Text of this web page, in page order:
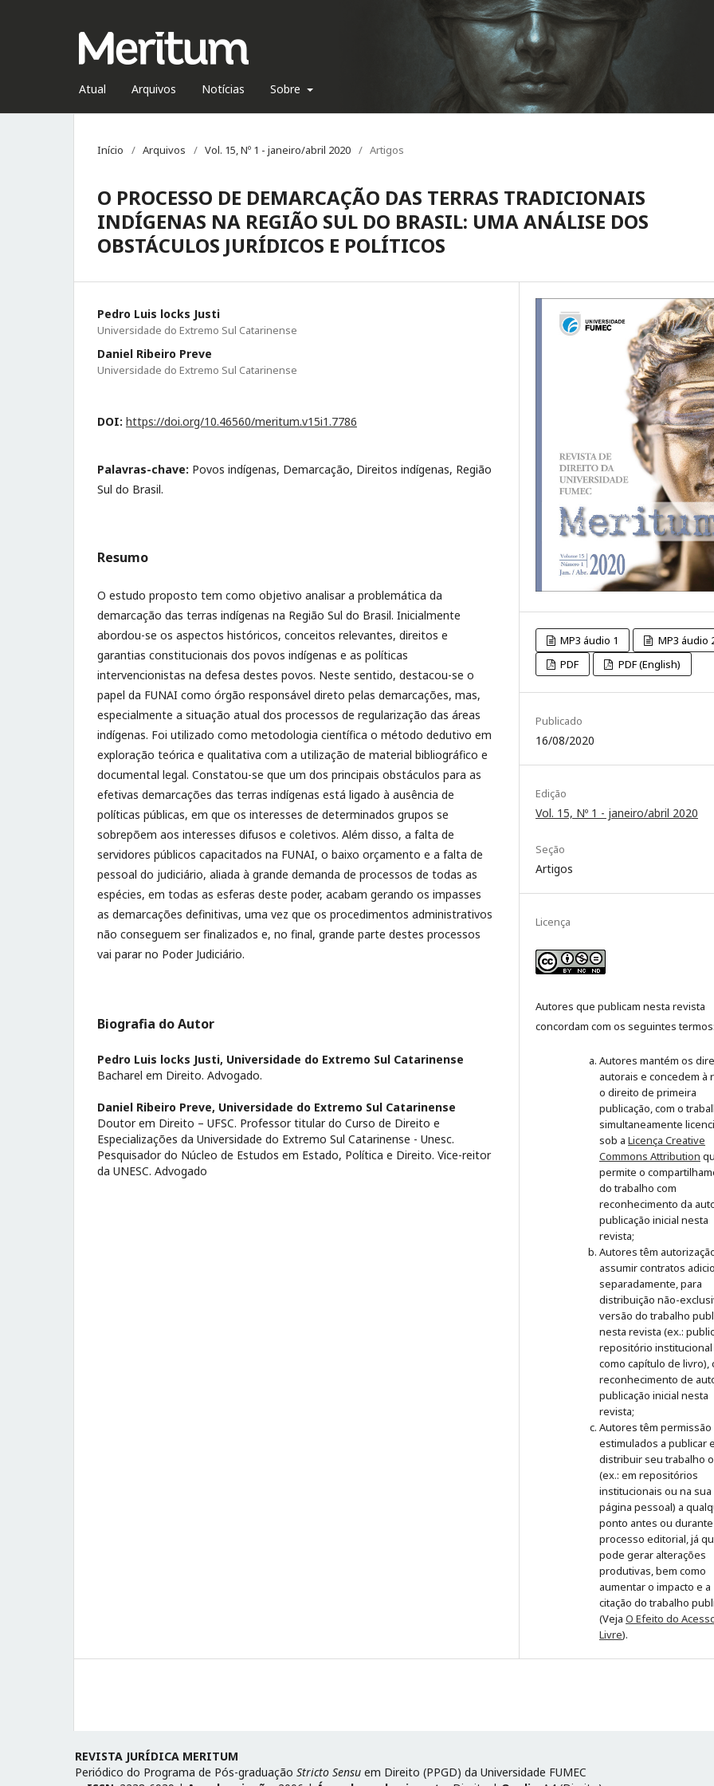
Atual Arquivos Notícias Sobre
Início / Arquivos / Vol. 15, Nº 1 - janeiro/abril 2020 / Artigos
O PROCESSO DE DEMARCAÇÃO DAS TERRAS TRADICIONAIS
INDÍGENAS NA REGIÃO SUL DO BRASIL: UMA ANÁLISE DOS
OBSTÁCULOS JURÍDICOS E POLÍTICOS
Pedro Luis locks Justi
Universidade do Extremo Sul Catarinense
Daniel Ribeiro Preve
Universidade do Extremo Sul Catarinense
DOI: https://doi.org/10.46560/meritum.v15i1.7786
Palavras-chave: Povos indígenas, Demarcação, Direitos indígenas, Região
Sul do Brasil.
Resumo
O estudo proposto tem como objetivo analisar a problemática da
demarcação das terras indígenas na Região Sul do Brasil. Inicialmente
abordou-se os aspectos históricos, conceitos relevantes, direitos e
garantias constitucionais dos povos indígenas e as políticas
intervencionistas na defesa destes povos. Neste sentido, destacou-se o
papel da FUNAI como órgão responsável direto pelas demarcações, mas,
especialmente a situação atual dos processos de regularização das áreas
indígenas. Foi utilizado como metodologia científica o método dedutivo em
exploração teórica e qualitativa com a utilização de material bibliográfico e
documental legal. Constatou-se que um dos principais obstáculos para as
efetivas demarcações das terras indígenas está ligado à ausência de
políticas públicas, em que os interesses de determinados grupos se
sobrepõem aos interesses difusos e coletivos. Além disso, a falta de
servidores públicos capacitados na FUNAI, o baixo orçamento e a falta de
pessoal do judiciário, aliada à grande demanda de processos de todas as
espécies, em todas as esferas deste poder, acabam gerando os impasses
as demarcações definitivas, uma vez que os procedimentos administrativos
não conseguem ser finalizados e, no final, grande parte destes processos
vai parar no Poder Judiciário.
Biografia do Autor
Pedro Luis locks Justi, Universidade do Extremo Sul Catarinense
Bacharel em Direito. Advogado.
Daniel Ribeiro Preve, Universidade do Extremo Sul Catarinense
Doutor em Direito – UFSC. Professor titular do Curso de Direito e
Especializações da Universidade do Extremo Sul Catarinense - Unesc.
Pesquisador do Núcleo de Estudos em Estado, Política e Direito. Vice-reitor
da UNESC. Advogado
MP3 áudio 1
MP3 áudio
PDF
PDF (English)
Publicado
16/08/2020
Edição
Vol. 15, Nº 1 - janeiro/abril 2020
Seção
Artigos
Licença
Autores que publicam nesta revista
concordam com os seguintes termos:
Autores mantém os
autorais e concedem à
o direito de primeira
publicação, com o
simultaneamente
sob a Licença Creative
Commons Attribution
permite o
do trabalho com
reconhecimento da
publicação inicial nesta
revista;
Autores têm
assumir contratos
separadamente, para
distribuição não-
versão do trabalho
nesta revista (ex.:
repositório institucional
como capítulo de livro),
reconhecimento de
publicação inicial nesta
revista;
Autores têm permissão
estimulados a publicar e
distribuir seu trabalho
(ex.: em repositórios
institucionais ou na sua
página pessoal) a
ponto antes ou
processo editorial, já
pode gerar alterações
produtivas, bem como
aumentar o impacto e a
citação do trabalho
(Veja O Efeito do
Livre).
REVISTA JURÍDICA MERITUM
Periódico do Programa de Pós-graduação Stricto Sensu em Direito (PPGD) da Universidade FUMEC